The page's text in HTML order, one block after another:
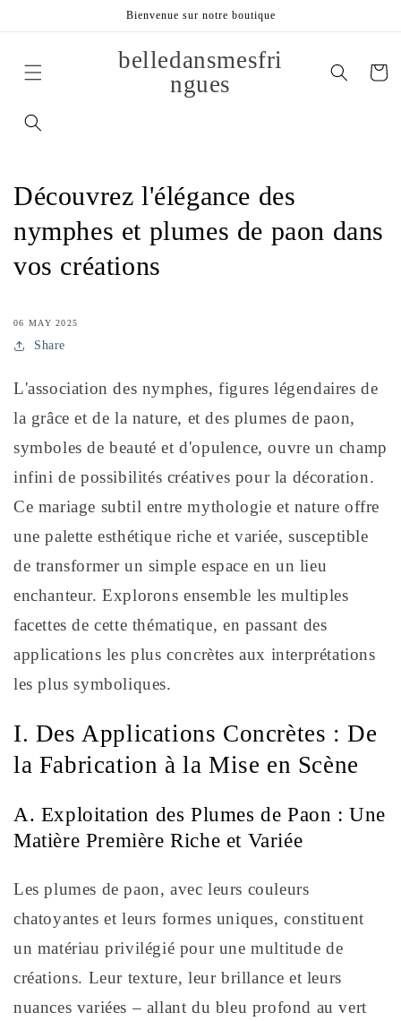
Bienvenue sur notre boutique
belledansmesfri
ngues
Panier
Découvrez l'élégance des
nymphes et plumes de paon dans
vos créations
06 MAY 2025
Share
L'association des nymphes, figures légendaires de
la grâce et de la nature, et des plumes de paon,
symboles de beauté et d'opulence, ouvre un champ
infini de possibilités créatives pour la décoration.
Ce mariage subtil entre mythologie et nature offre
une palette esthétique riche et variée, susceptible
de transformer un simple espace en un lieu
enchanteur. Explorons ensemble les multiples
facettes de cette thématique, en passant des
applications les plus concrètes aux interprétations
les plus symboliques.
I. Des Applications Concrètes : De
la Fabrication à la Mise en Scène
A. Exploitation des Plumes de Paon : Une
Matière Première Riche et Variée
Les plumes de paon, avec leurs couleurs
chatoyantes et leurs formes uniques, constituent
un matériau privilégié pour une multitude de
créations. Leur texture, leur brillance et leurs
nuances variées – allant du bleu profond au vert